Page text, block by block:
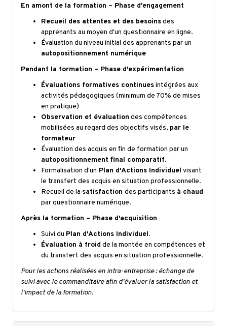
En amont de la formation – Phase d'engagement
Recueil des attentes et des besoinsdes
apprenants au moyen d'un questionnaire en ligne.
Évaluation du niveau initial des apprenants par un
autopositionnement numérique
Pendant la formation – Phase d'expérimentation
Évaluations formatives continuesintégrées aux
activités pédagogiques (minimum de 70% de mises
en pratique)
Observation et évaluation des compétences
mobilisées au regard des objectifs visés, par le
formateur
Évaluation des acquis en fin de formation par un
autopositionnement final comparatif.
Formalisation d'un Plan d'Actions Individuel visant
le transfert des acquis en situation professionnelle.
Recueil de la satisfaction des participants à chaud
par questionnaire numérique.
Après la formation – Phase d'acquisition
Suivi du Plan d'Actions Individuel.
Évaluation à froid de la montée en compétences et
du transfert des acquis en situation professionnelle.
Pour les actions réalisées en intra-entreprise : échange de
suivi avec le commanditaire afin d'évaluer la satisfaction et
l'impact de la formation.